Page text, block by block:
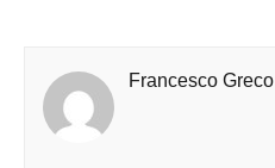
Francesco Greco